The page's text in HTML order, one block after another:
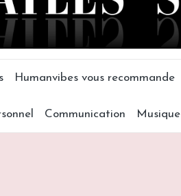
Humanvibes vous recommande
Communication Musique